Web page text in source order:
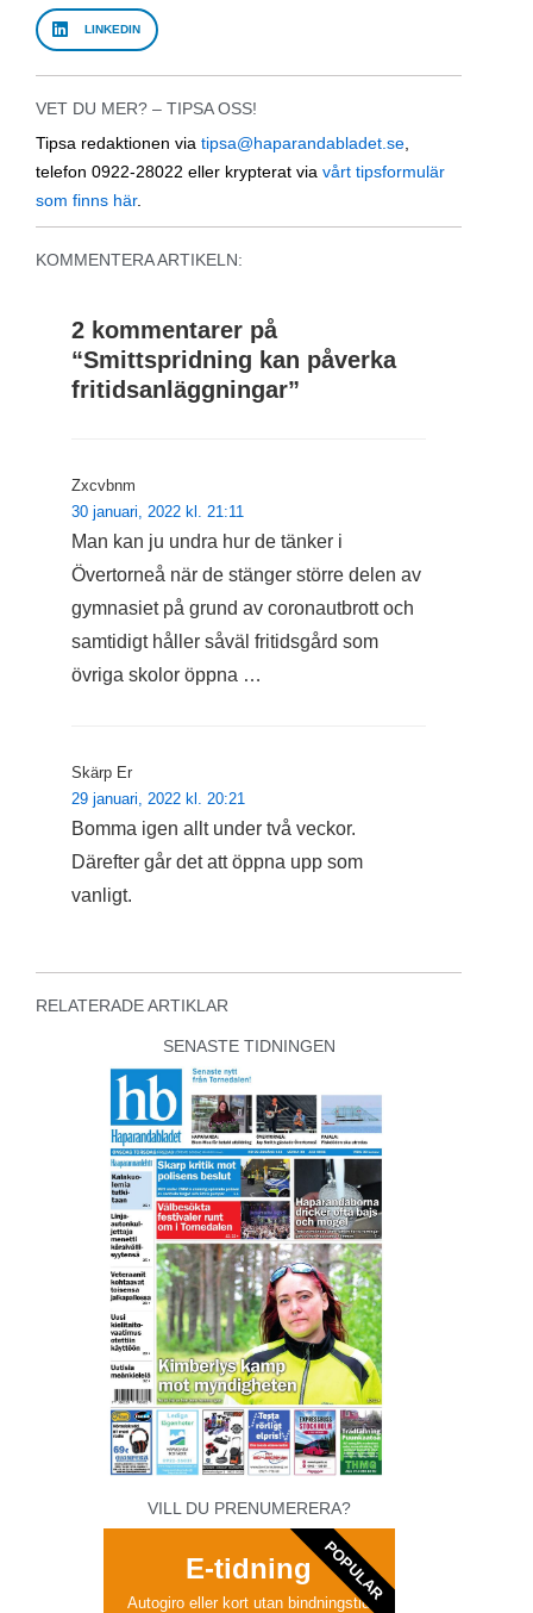
LINKEDIN
VET DU MER? – TIPSA OSS!
Tipsa redaktionen via tipsa@haparandabladet.se
telefon 0922-28022 eller krypterat via vårt tipsformulär
som finns här.
KOMMENTERA ARTIKELN:
2 kommentarer på
“Smittspridning kan påverka
fritidsanläggningar”
Zxcvbnm
30 januari, 2022 kl. 21:11
Man kan ju undra hur de tänker i
Övertorneå när de stänger större delen av
gymnasiet på grund av coronautbrott och
samtidigt håller såväl fritidsgård som
övriga skolor öppna …
Skärp Er
29 januari, 2022 kl. 20:21
Bomma igen allt under två veckor.
Därefter går det att öppna upp som
vanligt.
RELATERADE ARTIKLAR
SENASTE TIDNINGEN
VILL DU PRENUMERERA?
E-tidning
Autogiro eller kort utan bindningstid
POPULAR